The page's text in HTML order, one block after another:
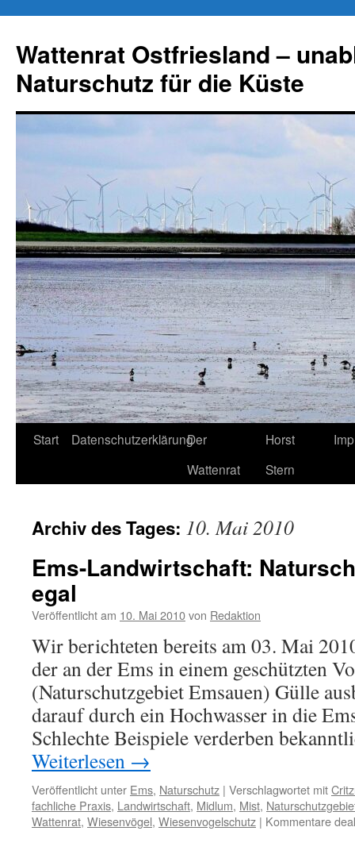
springen
Wattenrat Ostfriesland –
Naturschutz für die Küste
Start DatenschutzerklärungDer
Wattenrat
Horst
Stern
Archiv des Tages: 10. Mai 2010
Ems-Landwirtschaft:
egal
Veröffentlicht am 10. Mai 2010von Redaktion
Wir berichteten bereits am 03. Mai
der an der Ems in einem geschützten
(Naturschutzgebiet Emsauen) Gülle
darauf durch ein Hochwasser in die
Schlechte Beispiele verderben
Weiterlesen →
Veröffentlicht unter Ems, Naturschutz | Verschlagwortet mit
fachliche Praxis, Landwirtschaft, Midlum, Mist,
Wattenrat, Wiesenvögel, Wiesenvogelschutz | Kommentare